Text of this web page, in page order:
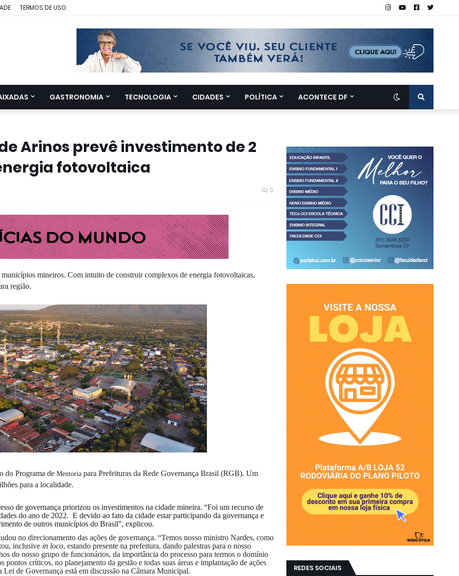
TERMOS DE USO
GASTRONOMIA TECNOLOGIA CIDADES POLÍTICA ACONTECE DF
Arinos prevê investimento de 2
fotovoltaica
0
mineiros. Com intuito de construir complexos de energia fotovoltaicas,
região.
do Programa de Mentoria para Prefeituras da Rede Governança Brasil (RGB). Um
para a localidade.
de governança priorizou os investimentos na cidade mineira. “Foi um recurso de
do ano de 2022. E devido ao fato da cidade estar participando da governança e
de outros municípios do Brasil”, explicou.
no direcionamento das ações de governança. “Temos nosso ministro Nardes, como
inclusive in loco, estando presente na prefeitura, dando palestras para o nosso
do nosso grupo de funcionários, da importância do processo para termos o domínio
críticos, no planejamento da gestão e todas suas áreas e implantação de ações
de Governança está em discussão na Câmara Municipal.
REDES SOCIAIS